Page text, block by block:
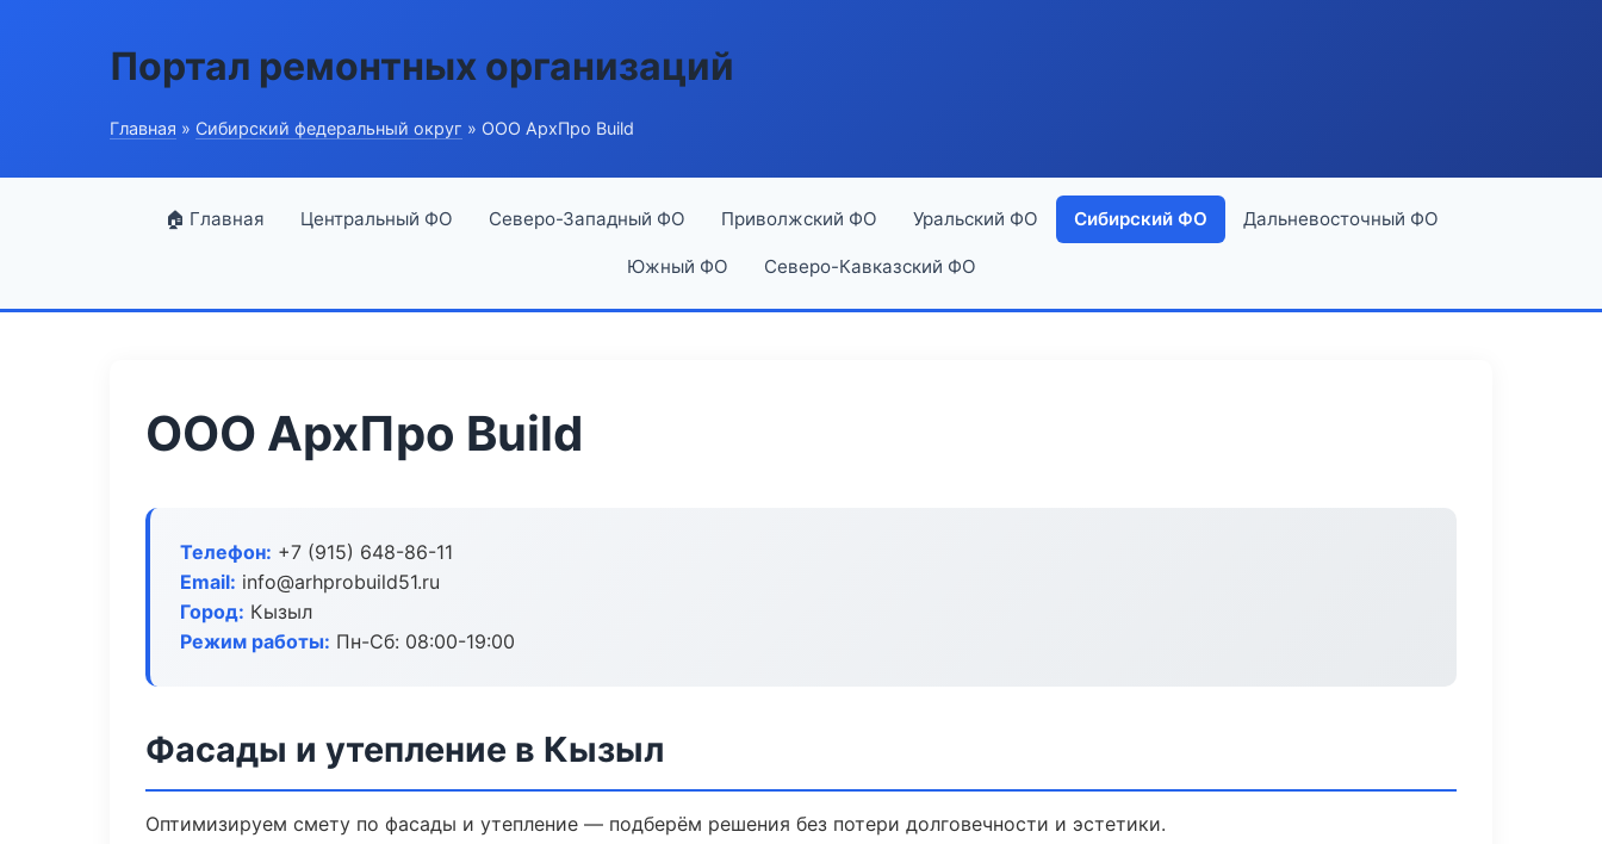
Портал ремонтных организаций
Главная » Сибирский федеральный округ » ООО АрхПро Build
🏠 Главная Центральный ФО Северо-Западный ФО Приволжский ФО Уральский ФО Сибирский ФО Дальневосточный ФО
Южный ФО Северо-Кавказский ФО
ООО АрхПро Build
Телефон: +7 (915) 648-86-11
Email: info@arhprobuild51.ru
Город: Кызыл
Режим работы: Пн-Сб: 08:00-19:00
Фасады и утепление в Кызыл
Оптимизируем смету по фасады и утепление — подберём решения без потери долговечности и эстетики.